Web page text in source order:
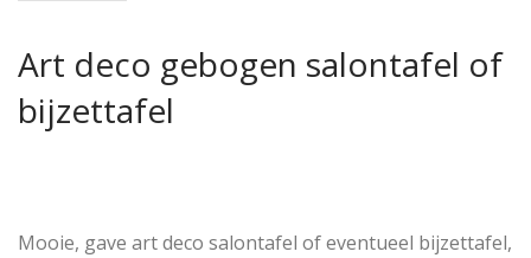
Art deco gebogen salontafel of
bijzettafel
Mooie, gave art deco salontafel of eventueel bijzettafel,